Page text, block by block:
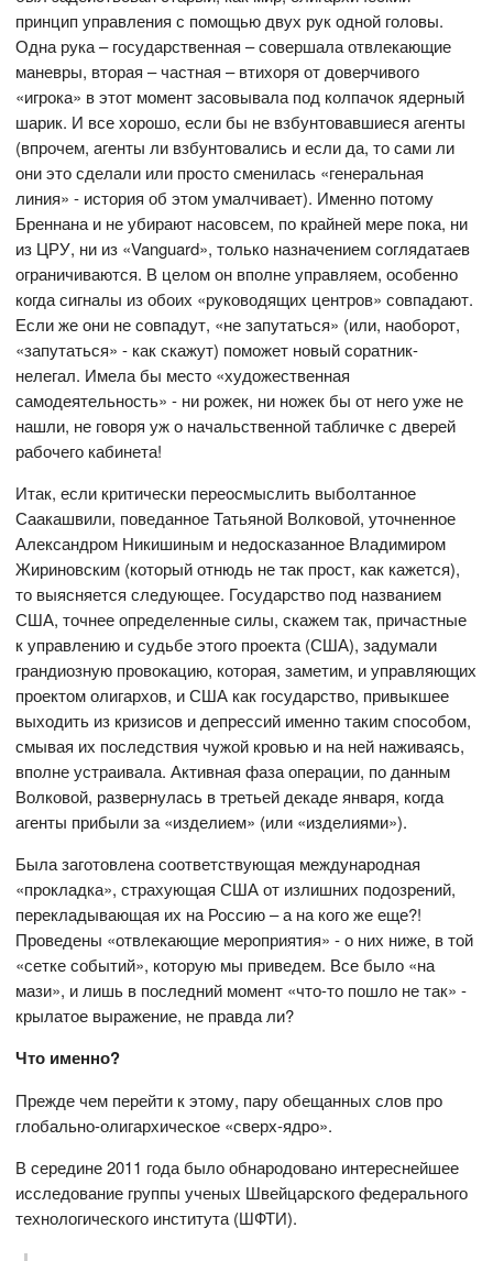
принцип управления с помощью двух рук одной головы.
Одна рука – государственная – совершала отвлекающие
маневры, вторая – частная – втихоря от доверчивого
«игрока» в этот момент засовывала под колпачок ядерный
шарик. И все хорошо, если бы не взбунтовавшиеся агенты
(впрочем, агенты ли взбунтовались и если да, то сами ли
они это сделали или просто сменилась «генеральная
линия» - история об этом умалчивает). Именно потому
Бреннана и не убирают насовсем, по крайней мере пока, ни
из ЦРУ, ни из «Vanguard», только назначением соглядатаев
ограничиваются. В целом он вполне управляем, особенно
когда сигналы из обоих «руководящих центров» совпадают.
Если же они не совпадут, «не запутаться» (или, наоборот,
«запутаться» - как скажут) поможет новый соратник-
нелегал. Имела бы место «художественная
самодеятельность» - ни рожек, ни ножек бы от него уже не
нашли, не говоря уж о начальственной табличке с дверей
рабочего кабинета!
Итак, если критически переосмыслить выболтанное
Саакашвили, поведанное Татьяной Волковой, уточненное
Александром Никишиным и недосказанное Владимиром
Жириновским (который отнюдь не так прост, как кажется),
то выясняется следующее. Государство под названием
США, точнее определенные силы, скажем так, причастные
к управлению и судьбе этого проекта (США), задумали
грандиозную провокацию, которая, заметим, и управляющих
проектом олигархов, и США как государство, привыкшее
выходить из кризисов и депрессий именно таким способом,
смывая их последствия чужой кровью и на ней наживаясь,
вполне устраивала. Активная фаза операции, по данным
Волковой, развернулась в третьей декаде января, когда
агенты прибыли за «изделием» (или «изделиями»).
Была заготовлена соответствующая международная
«прокладка», страхующая США от излишних подозрений,
перекладывающая их на Россию – а на кого же еще?!
Проведены «отвлекающие мероприятия» - о них ниже, в той
«сетке событий», которую мы приведем. Все было «на
мази», и лишь в последний момент «что-то пошло не так» -
крылатое выражение, не правда ли?
Что именно?
Прежде чем перейти к этому, пару обещанных слов про
глобально-олигархическое «сверх-ядро».
В середине 2011 года было обнародовано интереснейшее
исследование группы ученых Швейцарского федерального
технологического института (ШФТИ).